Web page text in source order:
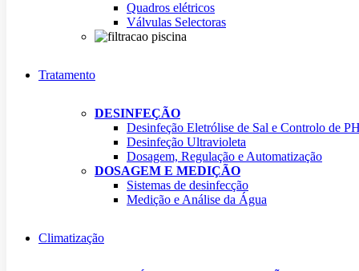
Quadros elétricos
Válvulas Selectoras
Tratamento
DESINFEÇÃO
Desinfeção Eletrólise de Sal e Controlo de
Desinfeção Ultravioleta
Dosagem, Regulação e Automatização
DOSAGEM E MEDIÇÃO
Sistemas de desinfecção
Medição e Análise da Água
Climatização